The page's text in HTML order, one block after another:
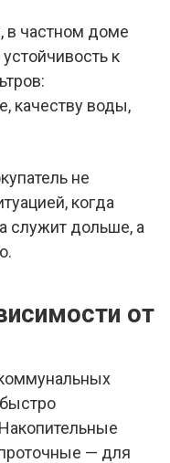
в частном доме
к
качеству воды,
не
когда
служит дольше, а
от
— для